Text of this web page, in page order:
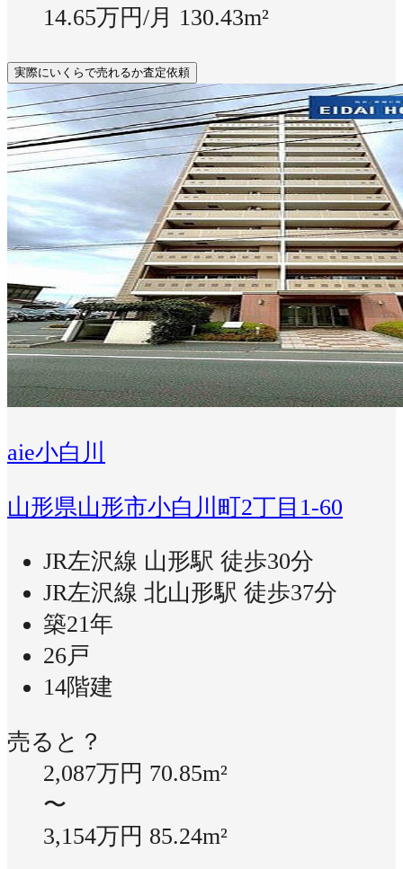
14.65万円/月 130.43m²
実際にいくらで売れるか査定依頼
aie小白川
山形県山形市小白川町2丁目1-60
JR左沢線 山形駅 徒歩30分
JR左沢線 北山形駅 徒歩37分
築21年
26戸
14階建
売ると？
2,087万円 70.85m²
〜
3,154万円 85.24m²